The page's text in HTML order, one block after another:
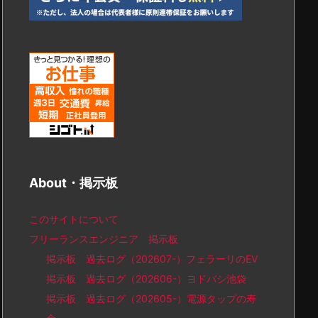
About・掲示板
このサイトについて
フリーランスエンジニア 掲示板
掲示板 過去ログ（202607-）フェラーリのEV
掲示板 過去ログ（202606-）ヨドバシ池袋
掲示板 過去ログ（202605-）電源タップの寿